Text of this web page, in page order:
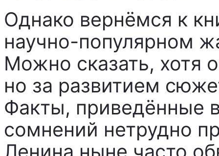
Однако вернёмся к
научно-популярном
Можно сказать, хотя
но за развитием
Факты, приведённые
сомнений нетрудно